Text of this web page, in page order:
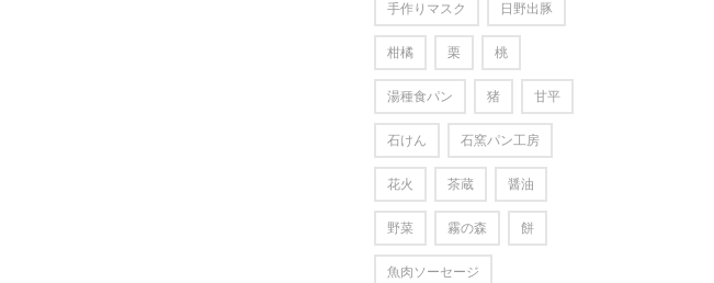
手作りマスク 日野出豚
柑橘 栗 桃
湯種食パン 猪 甘平
石けん 石窯パン工房
花火 茶蔵 醤油
野菜 霧の森 餅
魚肉ソーセージ